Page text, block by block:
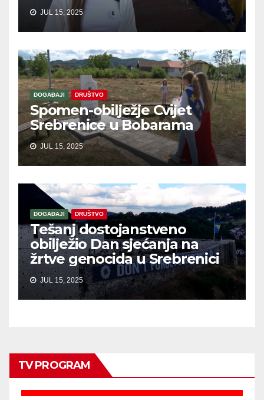
JUL 15, 2025
DOGAĐAJI DRUŠTVO
Spomen-obilježje Cvijet
Srebrenice u Bobarama
JUL 15, 2025
DOGAĐAJI DRUŠTVO
Tešanj dostojanstveno
obilježio Dan sjećanja na
žrtve genocida u Srebrenici
JUL 15, 2025
TV PROGRAM